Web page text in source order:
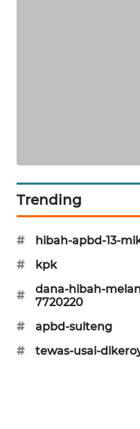
Trending
#
hibah-apbd-13-
#
kpk
#
dana-hibah-
7720220
#
apbd-sulteng
#
tewas-usai-
JURNAL
MARITIM
HUMBANG
NEWS
GARONGGANG
FISUELRI